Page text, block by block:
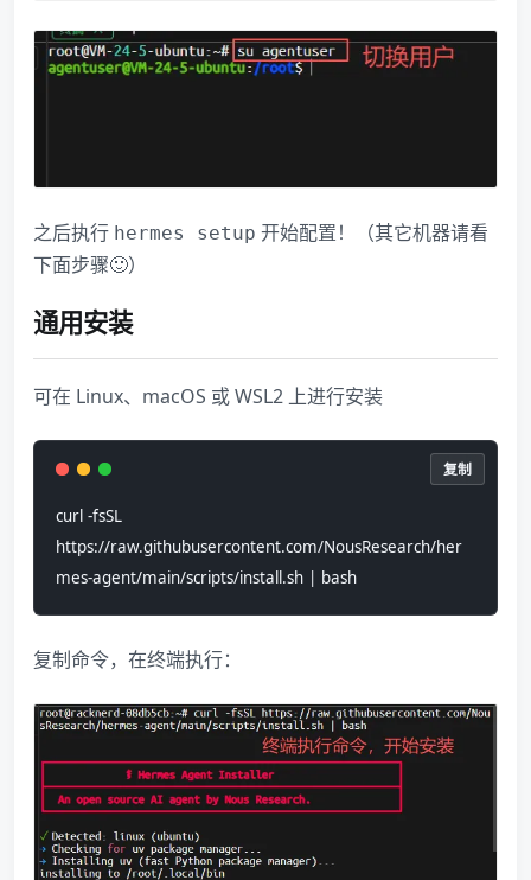
之后执行 hermes setup 开始配置！（其它机器请看
下面步骤🙂）
通用安装
可在 Linux、macOS 或 WSL2 上进行安装
curl -fsSL
https://raw.githubusercontent.com/NousResearch/her
mes-agent/main/scripts/install.sh | bash
复制
复制命令，在终端执行：